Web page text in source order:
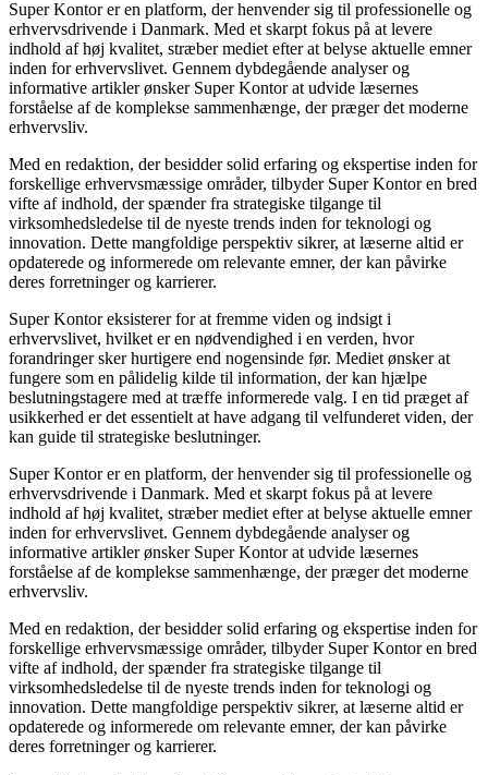
Super Kontor er en platform, der henvender sig til professionelle og
erhvervsdrivende i Danmark. Med et skarpt fokus på at levere
indhold af høj kvalitet, stræber mediet efter at belyse aktuelle emner
inden for erhvervslivet. Gennem dybdegående analyser og
informative artikler ønsker Super Kontor at udvide læsernes
forståelse af de komplekse sammenhænge, der præger det moderne
erhvervsliv.
Med en redaktion, der besidder solid erfaring og ekspertise inden for
forskellige erhvervsmæssige områder, tilbyder Super Kontor en bred
vifte af indhold, der spænder fra strategiske tilgange til
virksomhedsledelse til de nyeste trends inden for teknologi og
innovation. Dette mangfoldige perspektiv sikrer, at læserne altid er
opdaterede og informerede om relevante emner, der kan påvirke
deres forretninger og karrierer.
Super Kontor eksisterer for at fremme viden og indsigt i
erhvervslivet, hvilket er en nødvendighed i en verden, hvor
forandringer sker hurtigere end nogensinde før. Mediet ønsker at
fungere som en pålidelig kilde til information, der kan hjælpe
beslutningstagere med at træffe informerede valg. I en tid præget af
usikkerhed er det essentielt at have adgang til velfunderet viden, der
kan guide til strategiske beslutninger.
Super Kontor er en platform, der henvender sig til professionelle og
erhvervsdrivende i Danmark. Med et skarpt fokus på at levere
indhold af høj kvalitet, stræber mediet efter at belyse aktuelle emner
inden for erhvervslivet. Gennem dybdegående analyser og
informative artikler ønsker Super Kontor at udvide læsernes
forståelse af de komplekse sammenhænge, der præger det moderne
erhvervsliv.
Med en redaktion, der besidder solid erfaring og ekspertise inden for
forskellige erhvervsmæssige områder, tilbyder Super Kontor en bred
vifte af indhold, der spænder fra strategiske tilgange til
virksomhedsledelse til de nyeste trends inden for teknologi og
innovation. Dette mangfoldige perspektiv sikrer, at læserne altid er
opdaterede og informerede om relevante emner, der kan påvirke
deres forretninger og karrierer.